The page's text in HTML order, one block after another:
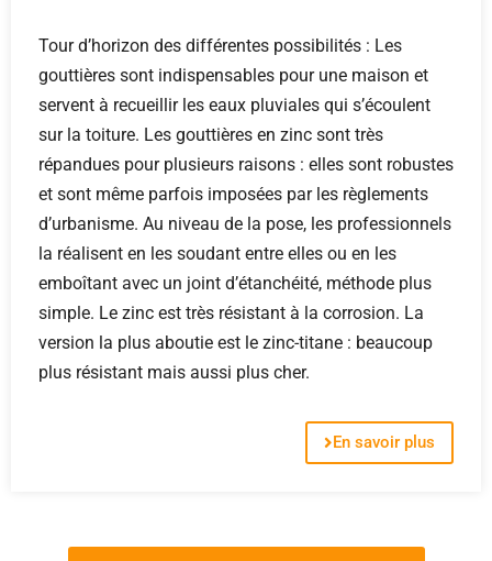
Tour d’horizon des différentes possibilités : Les
gouttières sont indispensables pour une maison et
servent à recueillir les eaux pluviales qui s’écoulent
sur la toiture. Les gouttières en zinc sont très
répandues pour plusieurs raisons : elles sont robustes
et sont même parfois imposées par les règlements
d’urbanisme. Au niveau de la pose, les professionnels
la réalisent en les soudant entre elles ou en les
emboîtant avec un joint d’étanchéité, méthode plus
simple. Le zinc est très résistant à la corrosion. La
version la plus aboutie est le zinc-titane : beaucoup
plus résistant mais aussi plus cher.
En savoir plus